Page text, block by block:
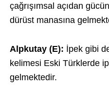
çağrışımsal açıdan
dürüst manasına
Alpkutay (E): İpek gibi
kelimesi Eski Türklerde
gelmektedir.